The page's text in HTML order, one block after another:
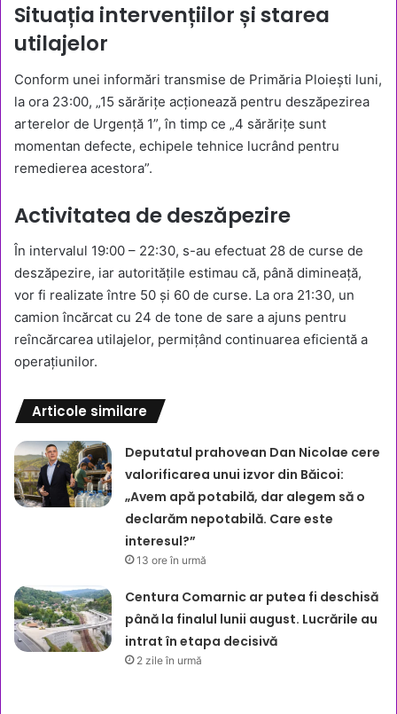
Situația intervențiilor și starea
utilajelor
Conform unei informări transmise de Primăria Ploiești luni,
la ora 23:00, „15 sărărițe acționează pentru deszăpezirea
arterelor de Urgență 1”, în timp ce „4 sărărițe sunt
momentan defecte, echipele tehnice lucrând pentru
remedierea acestora”.
Activitatea de deszăpezire
În intervalul 19:00 – 22:30, s-au efectuat 28 de curse de
deszăpezire, iar autoritățile estimau că, până dimineață,
vor fi realizate între 50 și 60 de curse. La ora 21:30, un
camion încărcat cu 24 de tone de sare a ajuns pentru
reîncărcarea utilajelor, permițând continuarea eficientă a
operațiunilor.
Articole similare
Deputatul prahovean Dan Nicolae cere
valorificarea unui izvor din Băicoi:
„Avem apă potabilă, dar alegem să o
declarăm nepotabilă. Care este
interesul?”
13 ore în urmă
Centura Comarnic ar putea fi deschisă
până la finalul lunii august. Lucrările au
intrat în etapa decisivă
2 zile în urmă